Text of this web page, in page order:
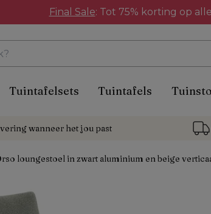
Final Sale: Tot 75% korting op
Tuintafelsets Tuintafels
wanneer het jou past
loungestoel in zwart aluminium en beige